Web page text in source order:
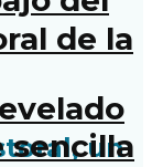
de la
sencilla